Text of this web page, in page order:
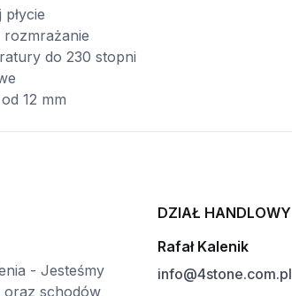
do 230 stopni
12 mm
- Jesteśmy
oraz schodów
DZIAŁ HANDLOWY
Rafał Kalenik
info@4stone.com.pl